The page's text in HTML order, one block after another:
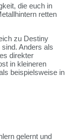
die euch in
retten
zu Destiny
Anders als
direkter
in kleineren
beispielsweise in
gelernt und